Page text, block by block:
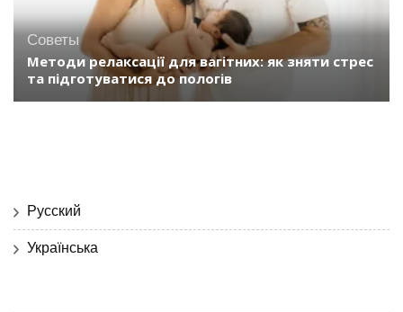
Советы
Методи релаксації для вагітних: як зняти стрес
та підготуватися до пологів
Русский
Українська